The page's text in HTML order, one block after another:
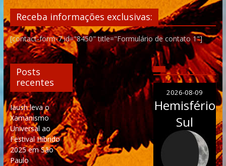
Receba informações exclusivas:
[contact-form-7 id="8450" title="Formulário de contato 1"]
Posts
recentes
Iaush leva o
Xamanismo
Universal ao
Festival Híbrido
2025 em São
Paulo
2026-08-09
Hemisfério
Sul